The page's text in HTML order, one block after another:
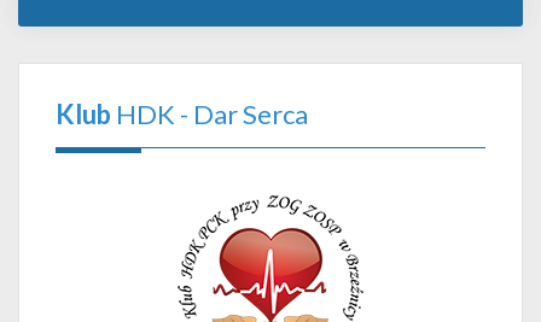
Klub HDK - Dar Serca